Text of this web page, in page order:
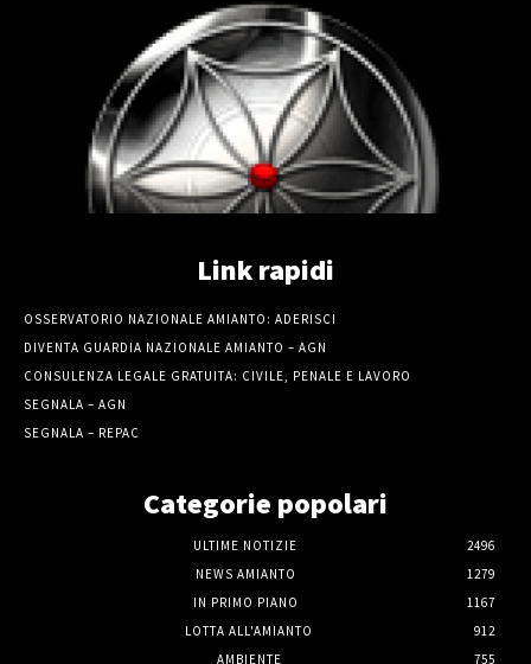
Link rapidi
OSSERVATORIO NAZIONALE AMIANTO: ADERISCI
DIVENTA GUARDIA NAZIONALE AMIANTO – AGN
CONSULENZA LEGALE GRATUITA: CIVILE, PENALE E LAVORO
SEGNALA – AGN
SEGNALA – REPAC
Categorie popolari
ULTIME NOTIZIE
2496
NEWS AMIANTO
1279
IN PRIMO PIANO
1167
LOTTA ALL'AMIANTO
912
AMBIENTE
755